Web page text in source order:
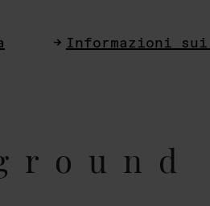
Informazioni